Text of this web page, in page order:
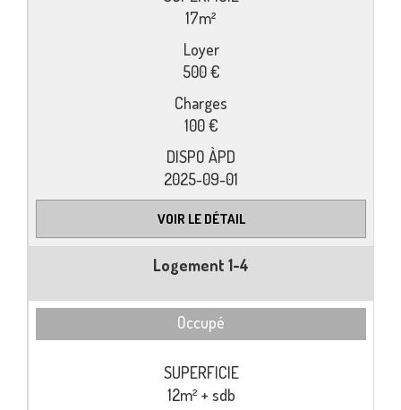
17m²
500 €
100 €
2025-09-01
VOIR LE DÉTAIL
Logement 1-4
Occupé
12m² + sdb